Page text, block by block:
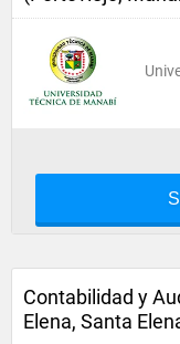
Contabilidad y
Elena, Santa